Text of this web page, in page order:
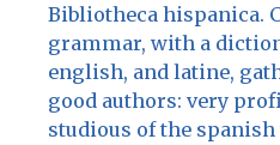
Bibliotheca hispanica.
grammar, with a
english, and latine,
good authors: very
studious of the spanish